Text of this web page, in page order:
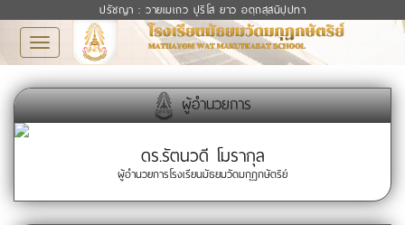
ปรัชญา : วายเมเถว ปุริโส ยาว อตฺถสฺสนิปฺปทา
Toggle
navigation
ผู้อำนวยการ
ดร.รัตนวดี โมรากุล
ผู้อำนวยการโรงเรียนมัธยมวัดมกุฏกษัตริย์